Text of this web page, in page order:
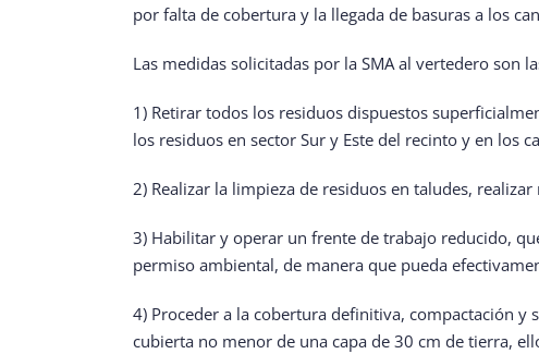
por falta de cobertura y la llegada de basuras a los
Las medidas solicitadas por la SMA al vertedero son
1) Retirar todos los residuos dispuestos
los residuos en sector Sur y Este del recinto y en los
2) Realizar la limpieza de residuos en taludes,
3) Habilitar y operar un frente de trabajo reducido,
permiso ambiental, de manera que pueda
4) Proceder a la cobertura definitiva, compactación y
cubierta no menor de una capa de 30 cm de tierra,